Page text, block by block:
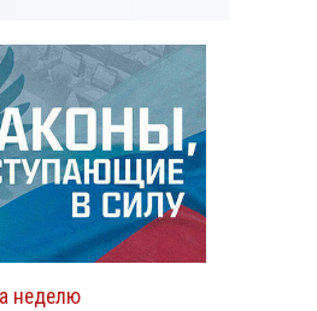
неделю